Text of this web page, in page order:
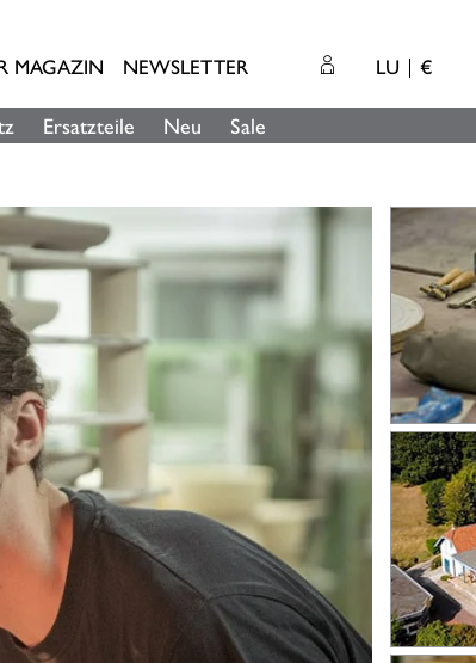
MAGAZIN NEWSLETTER LU €
Ersatzteile Neu Sale